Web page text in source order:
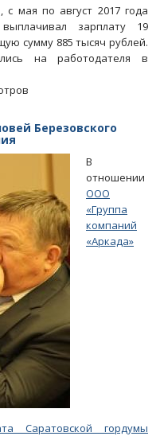
мая по август 2017 года
зарплату 19
сумму 885 тысяч рублей.
на работодателя в
Березовского
В
отношении
ООО
«Группа
компаний
«Аркада»
Саратовской гордумы